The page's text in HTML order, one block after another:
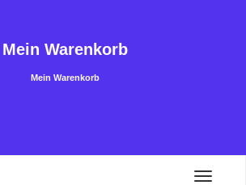
Mein Warenkorb
Mein Warenkorb
Toggle